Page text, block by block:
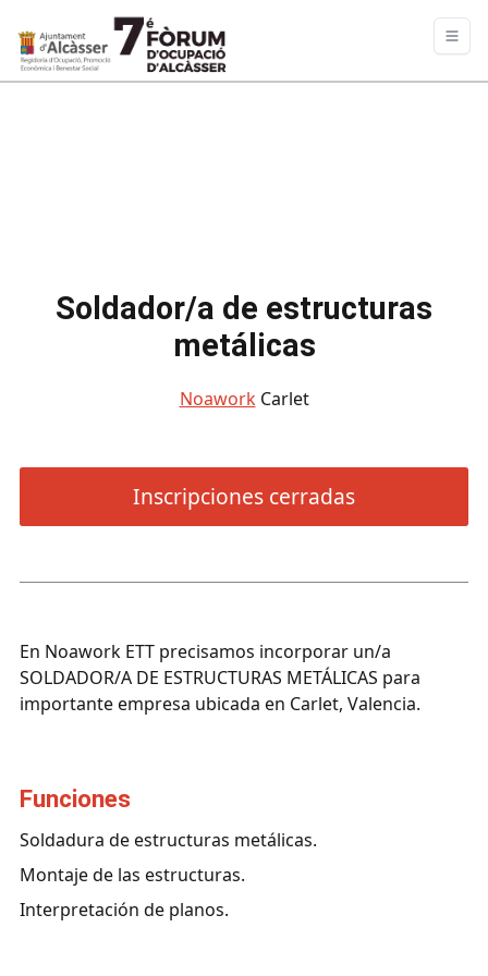
Soldador/a de estructuras
metálicas
Noawork Carlet
Inscripciones cerradas
En Noawork ETT precisamos incorporar un/a
SOLDADOR/A DE ESTRUCTURAS METÁLICAS para
importante empresa ubicada en Carlet, Valencia.
funciones
Soldadura de estructuras metálicas.
Montaje de las estructuras.
Interpretación de planos.